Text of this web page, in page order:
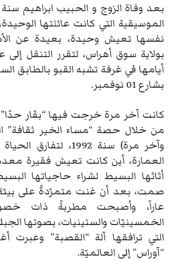
الموسيقية التي كانت عائلتها
نفسها تعيش وحيدة، بعيدة عن
بولاية سوق أهراس، لتقرر التنقل
أيامها في غرفة تشبه القبو بالطابق
بشارع 01 نوفمبر.
كانت آخر مرة خرجت فيها “بڤار حدّا”
من خلال حصة “مساء الخير ثقافة”
وآخر مرة) سنة 1992،
العمارة، أين كانت تعيش فقيرة
أثاثها البسيط لشراء حاجياتها
صمت، بعد أن غنت متمرّدةً على بيئة
عاراً، وأصبحت مطربةً ذات
الخمسينيّات والستينيات، بصوتها
التي ترافقها آلة “القصبة” وعبرت
“آوراس” إلى العالميّة.